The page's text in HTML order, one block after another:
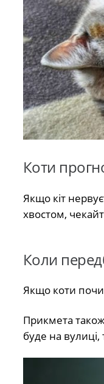
Коти
Якщо кіт
хвостом,
Коли
Якщо коти
Прикмета
буде на